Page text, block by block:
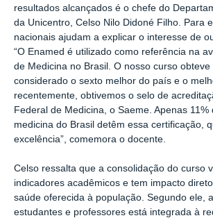
resultados alcançados é o chefe do
da Unicentro, Celso Nilo Didoné Filho. Para
nacionais ajudam a explicar o interesse de
“O Enamed é utilizado como referência na
de Medicina no Brasil. O nosso curso
considerado o sexto melhor do país e o
recentemente, obtivemos o selo de
Federal de Medicina, o Saeme. Apenas 11%
medicina do Brasil detêm essa certificação,
excelência”, comemora o docente.
Celso ressalta que a consolidação do curso
indicadores acadêmicos e tem impacto
saúde oferecida à população. Segundo ele,
estudantes e professores está integrada à